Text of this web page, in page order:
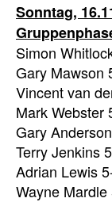
Sonntag,
Simon
Gary Mawson
Vincent van
Mark Webster
Gary
Terry Jenkins
Adrian Lewis
Wayne